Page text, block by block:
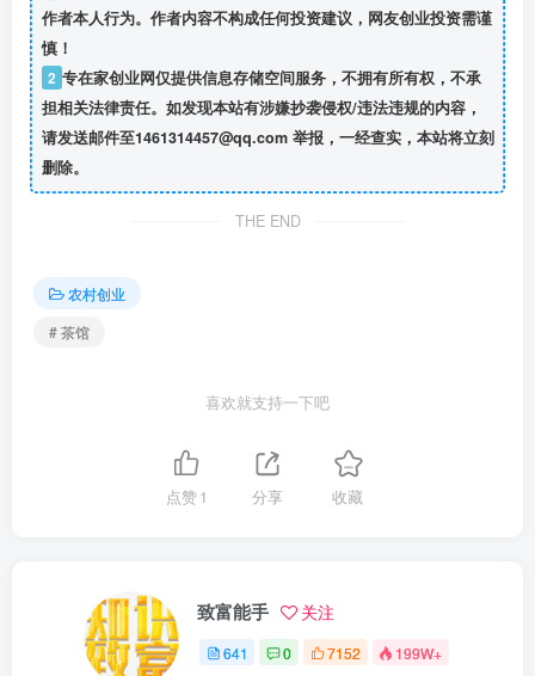
作者本人行为。作者内容不构成任何投资建议，网友创业投资需谨
慎！
2 专在家创业网仅提供信息存储空间服务，不拥有所有权，不承
担相关法律责任。如发现本站有涉嫌抄袭侵权/违法违规的内容，
请发送邮件至1461314457@qq.com 举报，一经查实，本站将立刻
删除。
THE END
农村创业
# 茶馆
喜欢就支持一下吧
点赞1 分享 收藏
致富能手 关注
641 0 7152 199W+